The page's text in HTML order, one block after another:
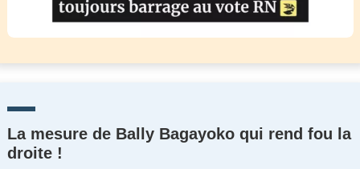
La mesure de Bally Bagayoko qui rend fou la
droite !